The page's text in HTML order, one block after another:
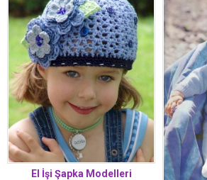
El İşi Şapka Modelleri